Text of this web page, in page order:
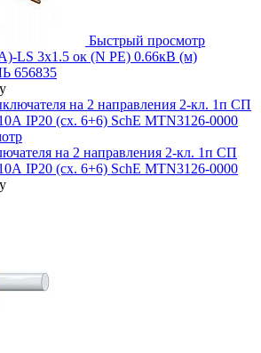
Быстрый просмотр
LS 3х1.5 ок (N PE) 0.66кВ (м)
656835
на 2 направления 2-кл. 1п СП
IP20 (сх. 6+6) SchE MTN3126-0000